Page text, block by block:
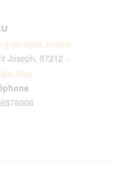
de Saint Joseph
Joseph 97212 +
Map